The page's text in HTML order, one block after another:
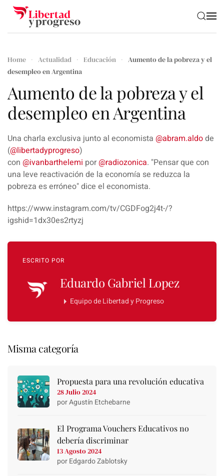
Skip to main content
Home Actualidad Educación
Aumento de la pobreza y el
desempleo en Argentina
Aumento de la pobreza y el
desempleo en Argentina
Una charla exclusiva junto al economista @abram.aldode
(@libertadyprogreso)
con @ivanbarthelemi por@radiozonica. "Pensar que con
una leve reactivación de la economía se reduzca la
pobreza es erróneo" dice el economista.
https://www.instagram.com/tv/CGDFog2j4t-/?
igshid=1dx30es2rtyzj
ESCRITO POR
Eduardo Gabriel Lopez
Equipo de Libertad y Progreso
Misma categoría
Propuesta para una revolución educativa
28 Julio 2024
por Agustín Etchebarne
El Programa Vouchers Educativos no
debería discriminar
13 Agosto 2024
por Edgardo Zablotsky